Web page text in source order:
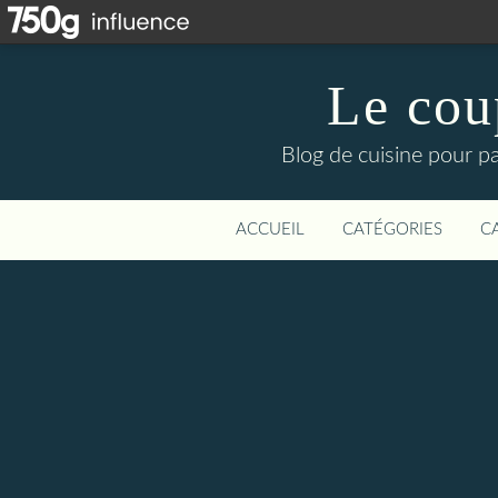
Le
Blog de cuisine pour
ACCUEIL CATÉGORIES